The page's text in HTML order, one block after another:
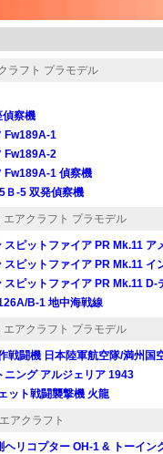
ラフト プラモデル
察機
Fw189A-1
Fw189A-2
Fw189A-1 偵察機
Ｂ-5 双発偵察機
エアクラフト プラモデル
スピットファイア PR Mk.11 ア
スピットファイア PR Mk.11 イ
スピットファイア PR Mk.11 D-
B-1 地中海戦線
エアクラフト プラモデル
戦闘機 日本陸軍航空隊/満州国
ニング アルジェリア 1943
ット戦闘襲撃機 火龍
アクラフト
ヘリコプター OH-1 & トーイン
）